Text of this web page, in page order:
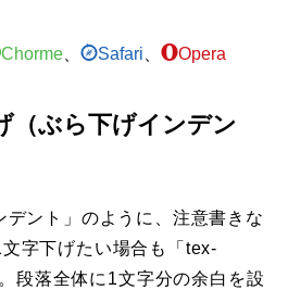
Chorme Safari Opera
（ぶら下げインデン
ント」のように、注意書きな
字下げたい場合も「tex-
段落全体に1文字分の余白を設